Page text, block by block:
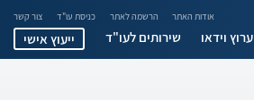
אודות האתר הרשמה לאתר כניסת עו"ד צור קשר
ערוץ וידאו שירותים לעו"ד ייעוץ אישי